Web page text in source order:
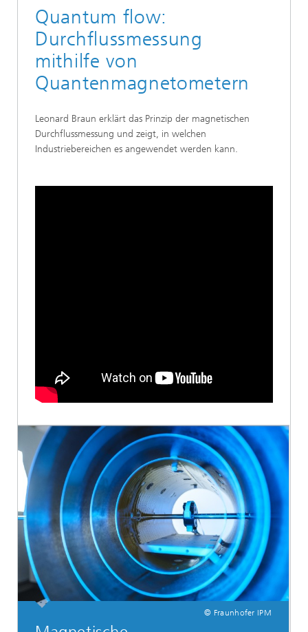
Quantum flow:
Durchflussmessung
mithilfe von
Quantenmagnetometern
Leonard Braun erklärt das Prinzip der magnetischen
Durchflussmessung und zeigt, in welchen
Industriebereichen es angewendet werden kann.
© Fraunhofer IPM